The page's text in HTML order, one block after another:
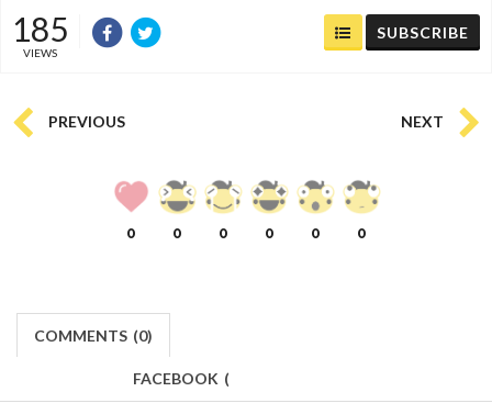
185
VIEWS
SUBSCRIBE
PREVIOUS NEXT
0 0 0 0 0 0
COMMENTS (0)
FACEBOOK (